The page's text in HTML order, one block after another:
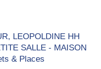
LEOPOLDINE HH
SALLE - MAISON
& Places